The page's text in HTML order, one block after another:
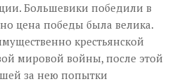
Большевики победили в
цена победы была велика.
крестьянской
мировой войны, после этой
за нею попытки